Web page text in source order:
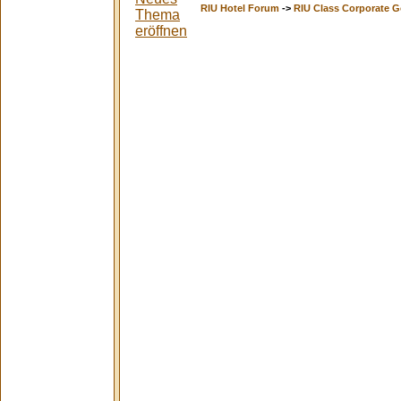
RIU Hotel Forum -> RIU Class Corporate